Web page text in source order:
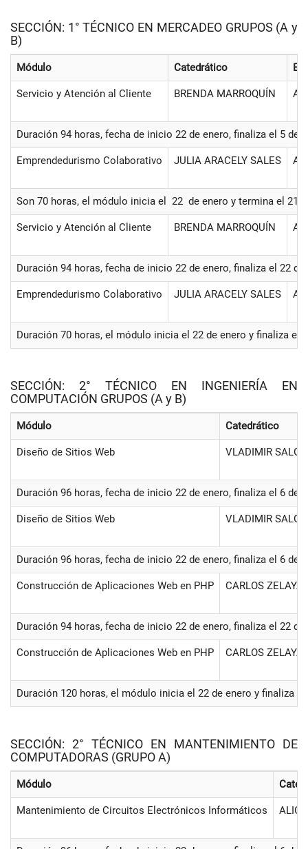
SECCIÓN: 1° TÉCNICO EN MERCADEO GRUPOS (A y
B)
Módulo Catedrático
Servicio y Atención al Cliente BRENDA MARROQUÍN
Duración 94 horas, fecha de inicio 22 de enero, finaliza el 5
Emprendedurismo Colaborativo JULIA ARACELY SALES
Son 70 horas, el módulo inicia el 22 de enero y termina el 21
Servicio y Atención al Cliente BRENDA MARROQUÍN
Duración 94 horas, fecha de inicio 22 de enero, finaliza el 22 de
Emprendedurismo Colaborativo JULIA ARACELY SALES
Duración 70 horas, el módulo inicia el 22 de enero y finaliza
SECCIÓN: 2° TÉCNICO EN INGENIERÍA EN
COMPUTACIÓN GRUPOS (A y B)
Módulo Catedrático
Diseño de Sitios Web VLADIMIR
Duración 96 horas, fecha de inicio 22 de enero, finaliza el 6 de
Diseño de Sitios Web VLADIMIR
Duración 96 horas, fecha de inicio 22 de enero, finaliza el 6 de
Construcción de Aplicaciones Web en PHP CARLOS ZELAYA
Duración 94 horas, fecha de inicio 22 de enero, finaliza el 22 de
Construcción de Aplicaciones Web en PHP CARLOS ZELAYA
Duración 120 horas, el módulo inicia el 22 de enero y finaliza
SECCIÓN: 2° TÉCNICO EN MANTENIMIENTO DE
COMPUTADORAS (GRUPO A)
Módulo
Mantenimiento de Circuitos Electrónicos Informáticos